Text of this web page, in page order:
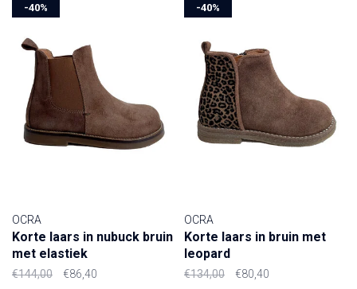
-40%
OCRA
Korte laars in nubuck bruin
met elastiek
€144,00 €86,40
-40%
OCRA
Korte laars in bruin met
leopard
€134,00 €80,40